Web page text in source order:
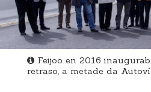
Feijoo en 2016
retraso, a metade da